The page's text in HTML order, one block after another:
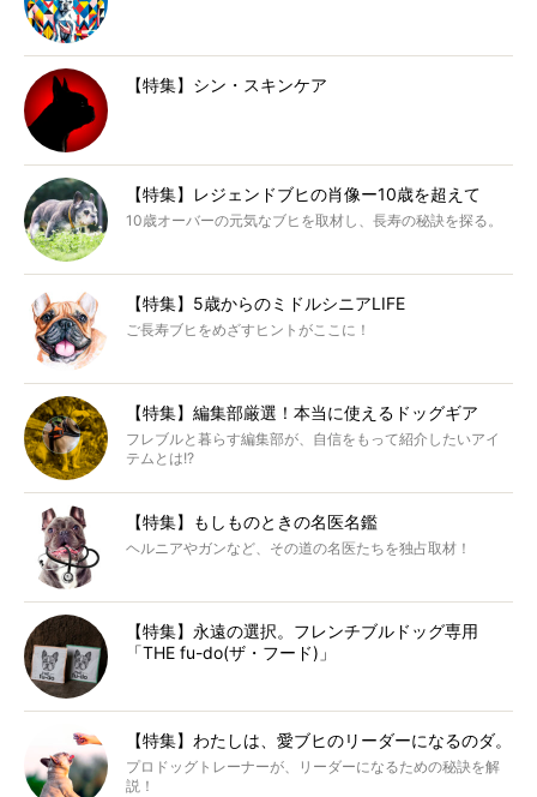
【特集】シン・スキンケア
【特集】レジェンドブヒの肖像ー10歳を超えて
10歳オーバーの元気なブヒを取材し、長寿の秘訣を探る。
【特集】5歳からのミドルシニアLIFE
ご長寿ブヒをめざすヒントがここに！
【特集】編集部厳選！本当に使えるドッグギア
フレブルと暮らす編集部が、自信をもって紹介したいアイ
テムとは!?
【特集】もしものときの名医名鑑
ヘルニアやガンなど、その道の名医たちを独占取材！
【特集】永遠の選択。フレンチブルドッグ専用
「THE fu-do(ザ・フード)」
【特集】わたしは、愛ブヒのリーダーになるのダ。
プロドッグトレーナーが、リーダーになるための秘訣を解
説！